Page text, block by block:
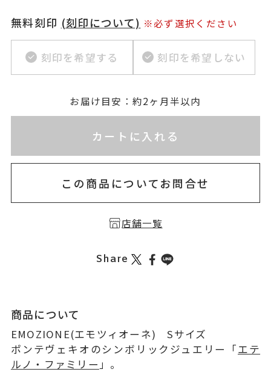
無料刻印 (刻印について) ※必ず選択ください
刻印を希望する 刻印を希望しない
お届け目安：約2ヶ月半以内
カートに入れる
この商品についてお問合せ
店舗一覧
Share
商品について
EMOZIONE(エモツィオーネ) Sサイズ
ポンテヴェキオのシンボリックジュエリー「エテ
ルノ・ファミリー 」。